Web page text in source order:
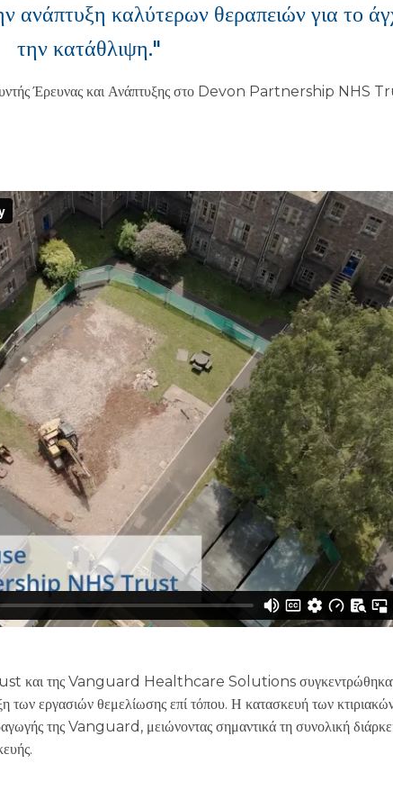
ανάπτυξη καλύτερων θεραπειών για το
την κατάθλιψη."
Έρευνας και Ανάπτυξης στο Devon Partnership NHS
και της Vanguard Healthcare Solutions συγκεντρώθηκαν
των εργασιών θεμελίωσης επί τόπου. Η κατασκευή των
της Vanguard, μειώνοντας σημαντικά τη συνολική